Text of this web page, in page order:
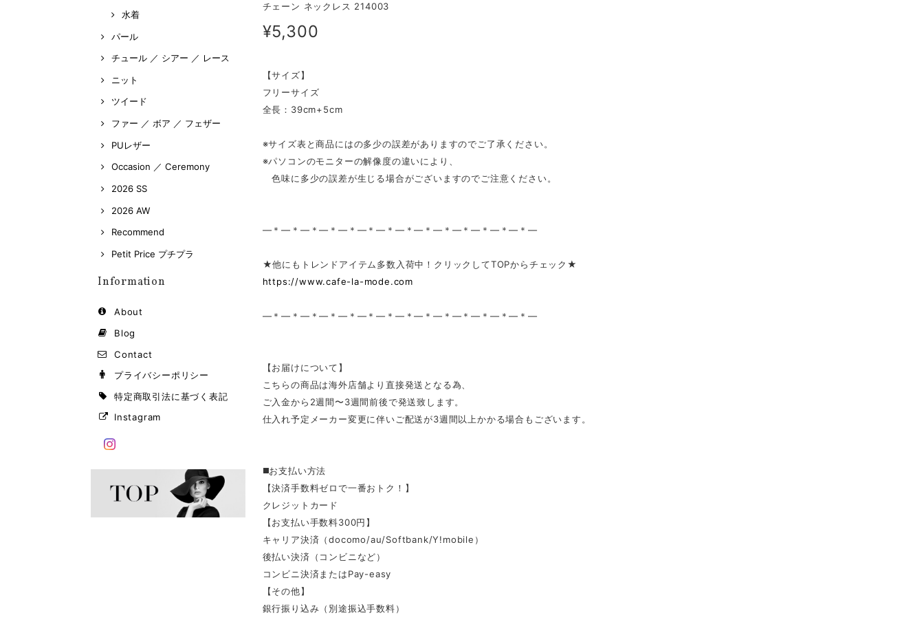
水着
パール
チュール ／ シアー ／ レース
ニット
ツイード
ファー ／ ボア ／ フェザー
PUレザー
Occasion ／ Ceremony
2026 SS
2026 AW
Recommend
Petit Price プチプラ
Information
About
Blog
Contact
プライバシーポリシー
特定商取引法に基づく表記
Instagram
チェーン ネックレス 214003
¥5,300
【サイズ】
フリーサイズ
全長：39cm+5cm
※サイズ表と商品にはの多少の誤差がありますのでご了承ください。
※パソコンのモニターの解像度の違いにより、
色味に多少の誤差が生じる場合がございますのでご注意ください。
—＊—＊—＊—＊—＊—＊—＊—＊—＊—＊—＊—＊—＊—＊—
★他にもトレンドアイテム多数入荷中！クリックしてTOPからチェック★
https://www.cafe-la-mode.com
—＊—＊—＊—＊—＊—＊—＊—＊—＊—＊—＊—＊—＊—＊—
【お届けについて】
こちらの商品は海外店舗より直接発送となる為、
ご入金から2週間〜3週間前後で発送致します。
仕入れ予定メーカー変更に伴いご配送が3週間以上かかる場合もございます。
◼️お支払い方法
【決済手数料ゼロで一番おトク！】
クレジットカード
【お支払い手数料300円】
キャリア決済（docomo/au/Softbank/Y!mobile）
後払い決済（コンビニなど）
コンビニ決済またはPay-easy
【その他】
銀行振り込み（別途振込手数料）